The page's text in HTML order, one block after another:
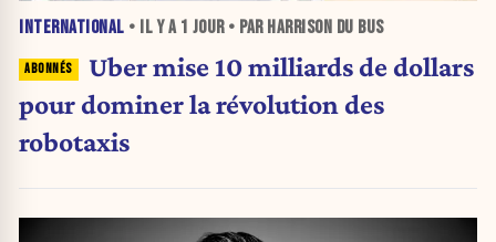
INTERNATIONAL • IL Y A 1 JOUR• PAR HARRISON DU BUS
Uber mise 10 milliards de dollars
pour dominer la révolution des
robotaxis